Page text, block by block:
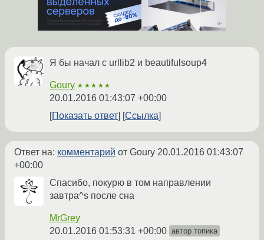
Я бы начал с urllib2 и beautifulsoup4
Goury ★★★★★
20.01.2016 01:43:07 +00:00
Показать ответ
Ссылка
Ответ на: комментарий от Goury 20.01.2016 01:43:07
+00:00
Спасибо, покурю в том направлении
завтра^s после сна
MrGrey
20.01.2016 01:53:31 +00:00 автор топика